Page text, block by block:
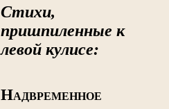
Стихи,
пришпиленные к
левой кулисе:
НАДВРЕМЕННОЕ